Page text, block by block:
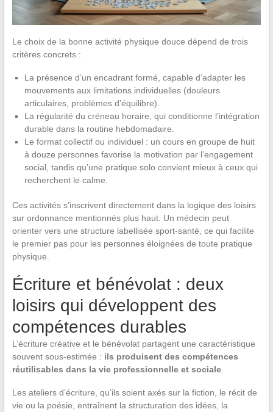
Le choix de la bonne activité physique douce dépend de trois
critères concrets :
La présence d’un encadrant formé, capable d’adapter les
mouvements aux limitations individuelles (douleurs
articulaires, problèmes d’équilibre).
La régularité du créneau horaire, qui conditionne l’intégration
durable dans la routine hebdomadaire.
Le format collectif ou individuel : un cours en groupe de huit
à douze personnes favorise la motivation par l’engagement
social, tandis qu’une pratique solo convient mieux à ceux qui
recherchent le calme.
Ces activités s’inscrivent directement dans la logique des loisirs
sur ordonnance mentionnés plus haut. Un médecin peut
orienter vers une structure labellisée sport-santé, ce qui facilite
le premier pas pour les personnes éloignées de toute pratique
physique.
Écriture et bénévolat : deux
loisirs qui développent des
compétences durables
L’écriture créative et le bénévolat partagent une caractéristique
souvent sous-estimée : ils produisent des compétences
réutilisables dans la vie professionnelle et sociale.
Les ateliers d’écriture, qu’ils soient axés sur la fiction, le récit de
vie ou la poésie, entraînent la structuration des idées, la